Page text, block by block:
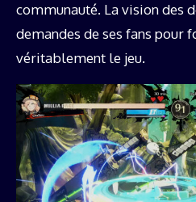
communauté. La vision des
demandes de ses fans pour
véritablement le jeu.